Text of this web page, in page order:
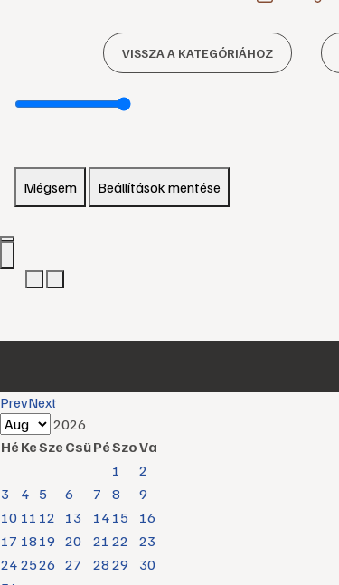
VISSZA A KATEGÓRIÁHOZ
Mégsem Beállítások mentése
PrevNext
2026
HéKeSzeCsüPéSzoVa
1
2
3
4 5 6 7 8
9
10 11 12 13 14 15
16
17 18 19 20 21 22
23
24 2526 27 28 29
30